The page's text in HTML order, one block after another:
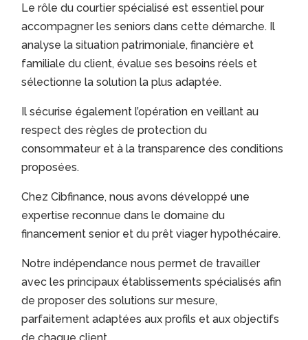
Le rôle du courtier spécialisé est essentiel pour
accompagner les seniors dans cette démarche. Il
analyse la situation patrimoniale, financière et
familiale du client, évalue ses besoins réels et
sélectionne la solution la plus adaptée.
Il sécurise également l’opération en veillant au
respect des règles de protection du
consommateur et à la transparence des conditions
proposées.
Chez Cibfinance, nous avons développé une
expertise reconnue dans le domaine du
financement senior et du prêt viager hypothécaire.
Notre indépendance nous permet de travailler
avec les principaux établissements spécialisés afin
de proposer des solutions sur mesure,
parfaitement adaptées aux profils et aux objectifs